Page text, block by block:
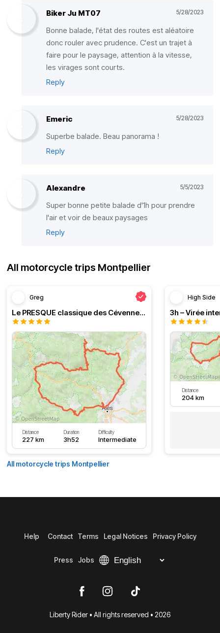
Biker Ju MT07 5/28/2023
Bonne balade, l'état des routes est aléatoire
donc rouler avec prudence. C'est un trajet à
faire pour le paysage, attention à la vitesse,
les virages sont courts.
Reply
Emeric 5/28/2023
Superbe balade. Beau panorama !
Reply
Alexandre 5/5/2023
Super bonne petite balade d'1h pour prendre
l'air et voir de beaux paysages
Reply
All motorcycle trips Montpellier
Greg
Le PRESQUE classique des Cévennes par Greg
Distance
227 km
Duration
3h52
Difficulty
Intermediate
High Side
Distance
204 km
All motorcycle trips Montpellier
Help Contact Terms Legal Notices Privacy Policy
Press Jobs
Liberty Rider • All rights reserved • 2026